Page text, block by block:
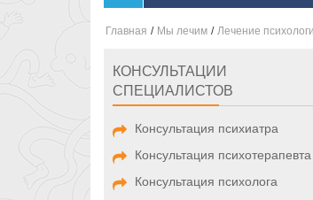
Главная / Мы лечим / Лечение
КОНСУЛЬТАЦИИ
СПЕЦИАЛИСТОВ
Консультация психиатра
Консультация психотерапевта
Консультация психолога